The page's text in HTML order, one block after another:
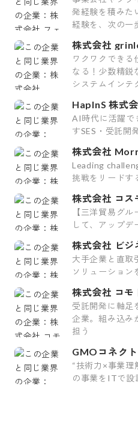
発経験を積みた
経験を、次の一
株式会社
ワクワクできる
なる！少数精鋭
システムインテ
HapInS 株式
AI時代に活躍で
すSES・受託開
株式会社
Leading
挑戦をリードす
株式会社 コス
システム
【三洋貿易グ
して、アップデ
株式会社 ビジ
ョン
大手企業と直取
ソリューション
株式会社 コモ
受託開発に軸足
企業。組み込み
担う
GMOコネク
“技術力×事業理
の事業をITで設